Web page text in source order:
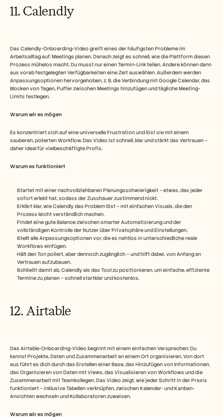
11. Calendly
Das Calendly-Onboarding-Video greift eines der häufigsten Probleme im
Arbeitsalltag auf: Meetings planen. Danach zeigt es schnell, wie die Plattform diesen
Prozess mühelos macht. Du musst nur einen Termin-Link teilen. Andere können dann
aus vorab festgelegten Verfügbarkeiten eine Zeit auswählen. Außerdem werden
Anpassungsoptionen hervorgehoben, z. B. die Verbindung mit Google Calendar, das
Blocken von Tagen, Puffer zwischen Meetings hinzufügen und tägliche Meeting-
Limits festlegen.
Warum wir es mögen
Es konzentriert sich auf eine universelle Frustration und löst sie mit einem
sauberen, polierten Workflow. Das Video ist schnell, klar und stärkt das Vertrauen –
daher ideal für vielbeschäftigte Profis.
Warum es funktioniert
Startet mit einer nachvollziehbaren Planungsschwierigkeit – etwas, das jeder
sofort erlebt hat, sodass der Zuschauer zustimmend nickt.
Erklärt klar, wie Calendly das Problem löst – mit einfachen Visuals, die den
Prozess leicht verständlich machen.
Findet eine gute Balance zwischen smarter Automatisierung und der
vollständigen Kontrolle der Nutzer über Privatsphäre und Einstellungen.
Stellt alle Anpassungsoptionen vor, die es nahtlos in unterschiedliche reale
Workflows einfügen.
Hält den Ton poliert, aber dennoch zugänglich – und hilft dabei, von Anfang an
Vertrauen aufzubauen.
Schließt damit ab, Calendly als das Tool zu positionieren, um einfache, effiziente
Termine zu planen – schnell startklar und kostenlos.
12. Airtable
Das Airtable-Onboarding-Video beginnt mit einem einfachen Versprechen: Du
kannst Projekte, Daten und Zusammenarbeit an einem Ort organisieren. Von dort
aus führt es dich durch das Erstellen einer Base, das Hinzufügen von Informationen,
das Organisieren von Daten mit Views, das Visualisieren von Workflows und die
Zusammenarbeit mit Teamkollegen. Das Video zeigt, wie jeder Schritt in der Praxis
funktioniert – inklusive Tabellen verknüpfen, zwischen Kalender- und Kanban-
Ansichten wechseln und Kollaboratoren zuweisen.
Warum wir es mögen